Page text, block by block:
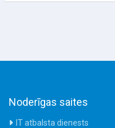
Noderīgas saites
IT atbalsta dienests